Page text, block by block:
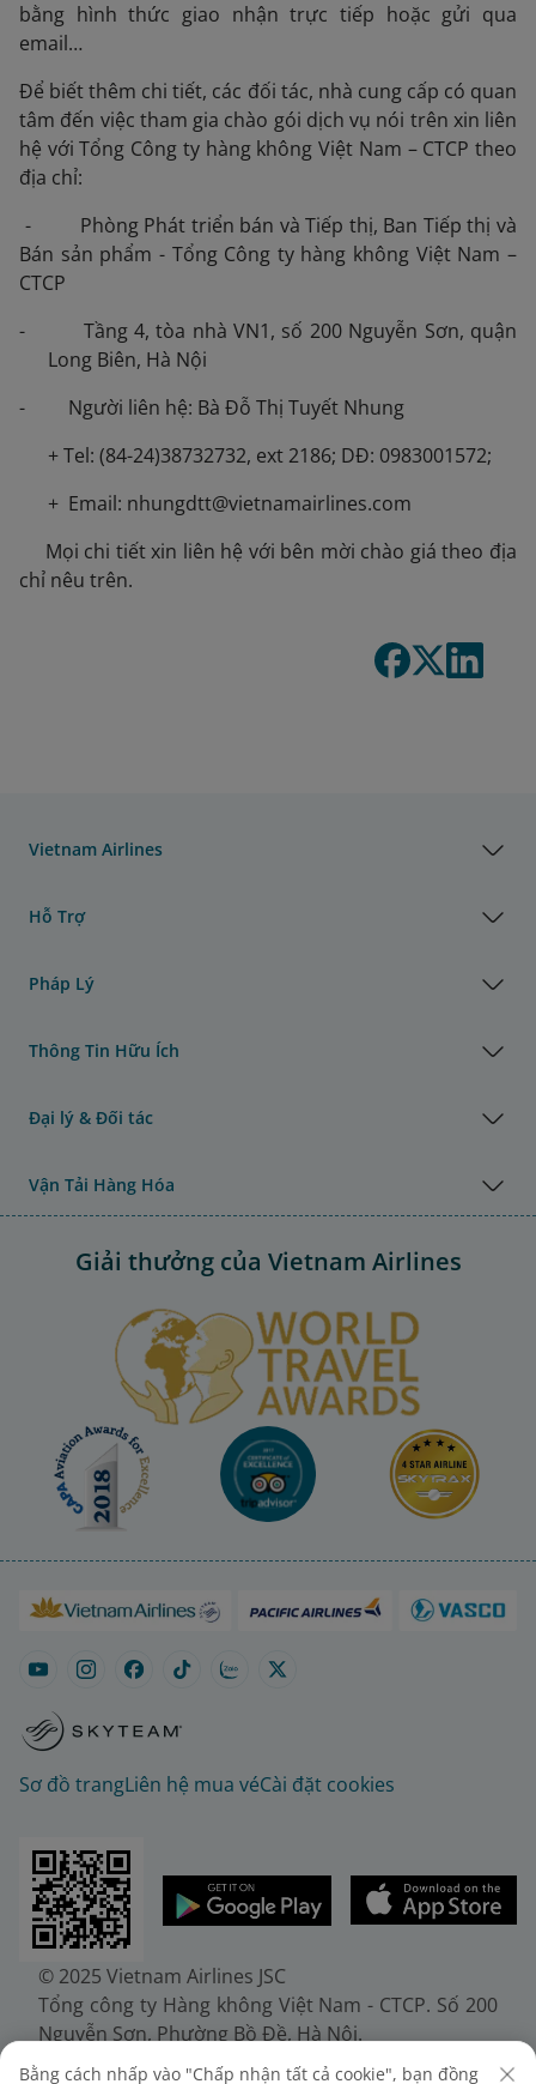
bằng hình thức giao nhận trực tiếp hoặc gửi qua
email…
Để biết thêm chi tiết, các đối tác, nhà cung cấp có quan
tâm đến việc tham gia chào gói dịch vụ nói trên xin liên
hệ với Tổng Công ty hàng không Việt Nam – CTCP theo
địa chỉ:
- Phòng Phát triển bán và Tiếp thị, Ban Tiếp thị và
Bán sản phẩm - Tổng Công ty hàng không Việt Nam –
CTCP
- Tầng 4, tòa nhà VN1, số 200 Nguyễn Sơn, quận
Long Biên, Hà Nội
- Người liên hệ: Bà Đỗ Thị Tuyết Nhung
+ Tel: (84-24)38732732, ext 2186; DĐ: 0983001572;
+ Email: nhungdtt@vietnamairlines.com
chi tiết xin liên hệ với bên mời chào giá theo địa
chỉ nêu trên.
Vietnam Airlines
Hỗ Trợ
Pháp Lý
Thông Tin Hữu Ích
Đại lý & Đối tác
Vận Tải Hàng Hóa
Giải thưởng của Vietnam Airlines
Sơ đồ trangLiên hệ mua véCài đặt cookies
© 2025 Vietnam Airlines JSC
Tổng công ty Hàng không Việt Nam - CTCP. Số 200
Nguyễn Sơn, Phường Bồ Đề, Hà Nội.
Điện thoại: (+84-24) 38272289. Fax: (+84-24)
Bằng cách nhấp vào "Chấp nhận tất cả cookie", bạn đồng